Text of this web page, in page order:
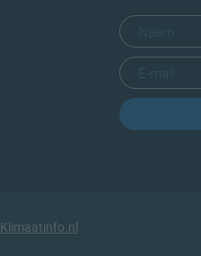
Klimaatinfo.nl